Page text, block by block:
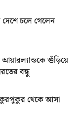
দেশে চলে গেলেন
আয়ারল্যান্ডকে গুঁড়িয়ে
বন্ধু
থেকে আসা